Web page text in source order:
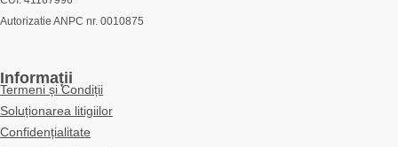
Autorizatie ANPC nr. 0010875
Informații
Termeni și Condiții
Soluționarea litigiilor
Confidențialitate